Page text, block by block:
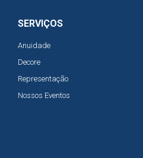
SERVIÇOS
Anuidade
Decore
Representação
Nossos Eventos